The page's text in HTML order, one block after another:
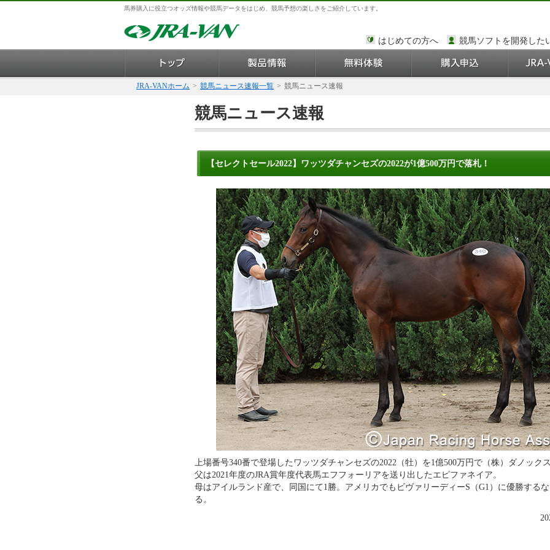
馬券購入に役立つオッズ情報や競馬データをはじめ、競馬予想の楽しさをご紹介しています。
はじめての方へ 競馬ソフトを開発した
JRA-VANホーム > 競馬ニュース速報一覧 > 競馬ニュース速報
競馬ニュース速報
【セレクトセール2022】ワッツダチャンセズの2022が1億500万円で落札！
上場番号340番で登場したワッツダチャンセズの2022（牡）を1億500万円で（株）ダノック
父は2021年度のJRA賞年度代表馬エフフォーリアを送り出したエピファネイア。
母はアイルランド産で、同国にて1勝。アメリカでもビヴァリーディーS（G1）に優勝する
る。